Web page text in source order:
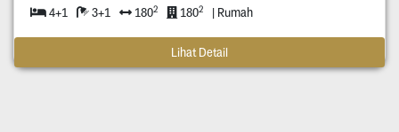
4+1 3+1 1802 1802 | Rumah
Lihat Detail